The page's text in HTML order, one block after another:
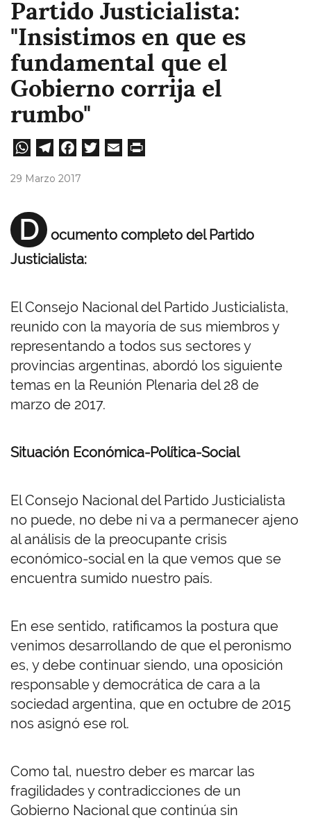
Partido Justicialista:
"Insistimos en que es
fundamental que el
Gobierno corrija el
rumbo"
W
A
pp
Te
m
Fa
29 Marzo 2017
D
ocumento completo del Partido
Justicialista:
El Consejo Nacional del Partido Justicialista,
reunido con la mayoría de sus miembros y
representando a todos sus sectores y
provincias argentinas, abordó los siguiente
temas en la Reunión Plenaria del 28 de
marzo de 2017.
Situación Económica-Política-Social
El Consejo Nacional del Partido Justicialista
no puede, no debe ni va a permanecer ajeno
al análisis de la preocupante crisis
económico-social en la que vemos que se
encuentra sumido nuestro país.
En ese sentido, ratificamos la postura que
venimos desarrollando de que el peronismo
es, y debe continuar siendo, una oposición
responsable y democrática de cara a la
sociedad argentina, que en octubre de 2015
nos asignó ese rol.
Como tal, nuestro deber es marcar las
fragilidades y contradicciones de un
Gobierno Nacional que continúa sin